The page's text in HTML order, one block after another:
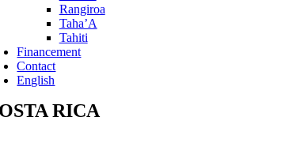
Rangiroa
Taha’A
Tahiti
Financement
Contact
English
RICA